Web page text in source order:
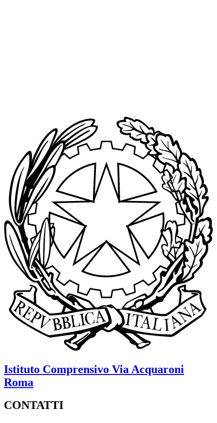
Istituto Comprensivo Via Acquaroni
Roma
CONTATTI